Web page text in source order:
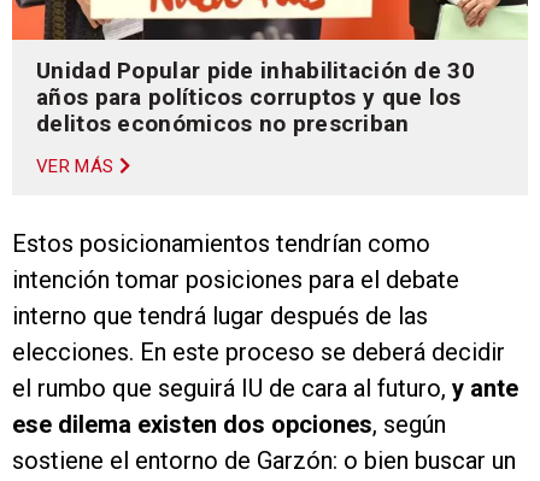
Unidad Popular pide inhabilitación de 30
años para políticos corruptos y que los
delitos económicos no prescriban
VER MÁS
Estos posicionamientos tendrían como
intención tomar posiciones para el debate
interno que tendrá lugar después de las
elecciones. En este proceso se deberá decidir
el rumbo que seguirá IU de cara al futuro, y ante
ese dilema existen dos opciones, según
sostiene el entorno de Garzón: o bien buscar un